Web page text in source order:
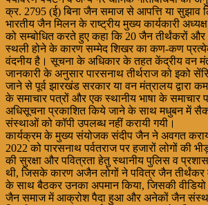
क्र. 2795 (ई) बिना जैन समाज से आपत्ति या सुझाव
भारतीय जैन मिलन के राष्ट्रीय मुख्य कार्यकारी
को सम्बोधित करते हुए कहा कि 20 जैन तीर्थंकरों और
स्थली होने के कारण सम्मेद शिखर का कण-कण
वंदनीय है। सूचना के अधिकार के तहत केंद्रीय वन
जानकारी के अनुसार पारसनाथ तीर्थराज को इको
जाने से पूर्व झारखंड सरकार या वन मंत्रालय द्वारा
के समाचार पत्रों और एक स्थानीय भाषा के समाचार
अधिसूचना प्रकाशित किये जाने के साथ मधुबन में
संस्थाओं को कॉपी उपलब्ध नहीं करायी गयी।
कार्यक्रम के मुख्य संयोजक संदीप जैन ने अवगत
2022 को पारसनाथ पर्वतराज पर हजारों लोगों की
की सुरक्षा और पवित्रता हेतु स्थानीय पुलिस व
थी, जिसके कारण अजैन लोगों ने पवित्र जैन तीर्थंकर
के साथ बैठकर उनका अपमान किया, जिसकी
जैन समाज में आक्रोश पैदा हुआ और अनेकों जैन